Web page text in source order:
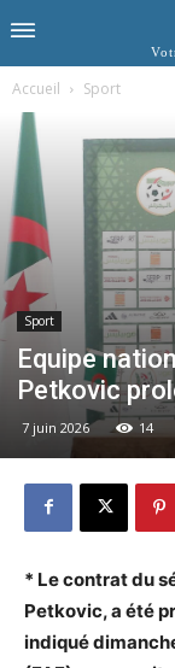
Accueil Sport
Sport
Equipe
Petkovic
7 juin 2026 14
* Le contrat du
Petkovic, a été
indiqué